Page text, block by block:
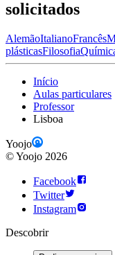
solicitados
AlemãoItalianoFrancês
plásticasFilosofia
Início
Aulas particulares
Professor
Lisboa
Yoojo
©Yoojo 2026
Facebook
Twitter
Instagram
Descobrir